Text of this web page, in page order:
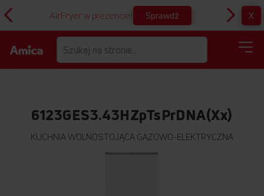
AirFryer w prezencie! Sprawdź X
6123GES3.43HZpTsPrDNA(Xx)
KUCHNIA WOLNOSTOJĄCA GAZOWO-ELEKTRYCZNA